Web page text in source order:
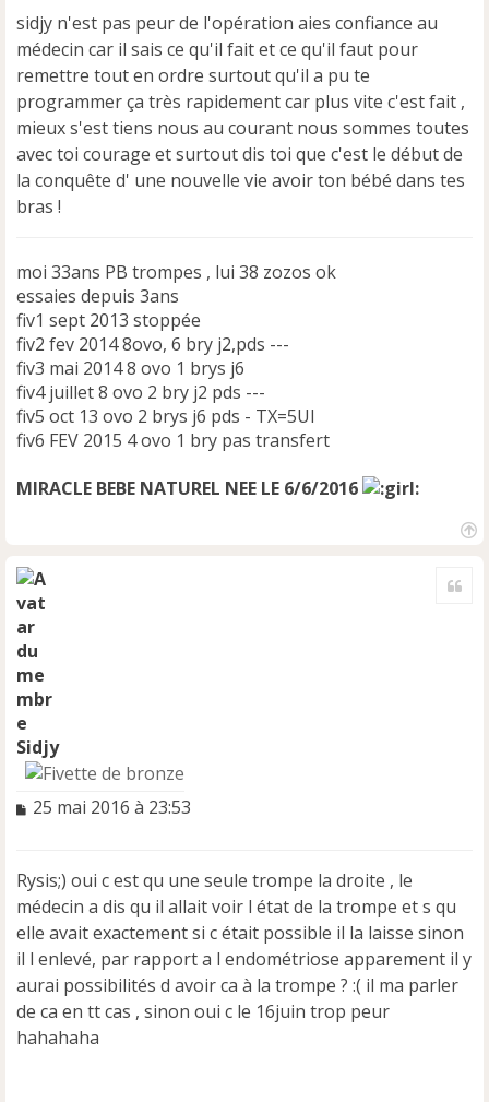
sidjy n'est pas peur de l'opération aies confiance au
médecin car il sais ce qu'il fait et ce qu'il faut pour
remettre tout en ordre surtout qu'il a pu te
programmer ça très rapidement car plus vite c'est fait ,
mieux s'est tiens nous au courant nous sommes toutes
avec toi courage et surtout dis toi que c'est le début de
la conquête d' une nouvelle vie avoir ton bébé dans tes
bras !
moi 33ans PB trompes , lui 38 zozos ok
essaies depuis 3ans
fiv1 sept 2013 stoppée
fiv2 fev 2014 8ovo, 6 bry j2,pds ---
fiv3 mai 2014 8 ovo 1 brys j6
fiv4 juillet 8 ovo 2 bry j2 pds ---
fiv5 oct 13 ovo 2 brys j6 pds - TX=5UI
fiv6 FEV 2015 4 ovo 1 bry pas transfert
MIRACLE BEBE NATUREL NEE LE 6/6/2016
Sidjy
M
a
g
e
n
o
n
l
u
25 mai 2016 à 23:53
Rysis;) oui c est qu une seule trompe la droite , le
médecin a dis qu il allait voir l état de la trompe et s qu
elle avait exactement si c était possible il la laisse sinon
il l enlevé, par rapport a l endométriose apparement il y
aurai possibilités d avoir ca à la trompe ? :( il ma parler
de ca en tt cas , sinon oui c le 16juin trop peur
hahahaha